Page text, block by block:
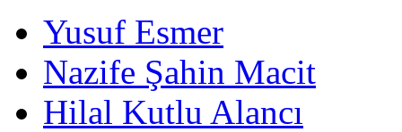
Yusuf Esmer
Nazife Şahin Macit
Hilal Kutlu Alancı